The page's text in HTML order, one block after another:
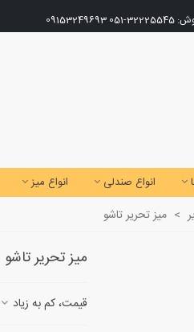
32225545-051
09153249693
انواع صندلی انواع میز
> میز تحریر تاشو
میز تحریر تاشو
قیمت، کم به زیاد